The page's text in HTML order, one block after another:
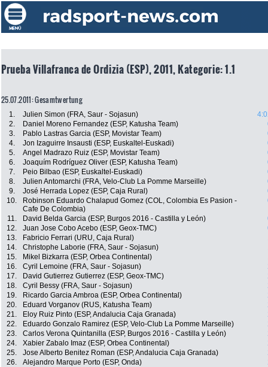
Prueba Villafranca de Ordizia (ESP), 2011, Kategorie: 1.1
25.07.2011: Gesamtwertung
1. Julien Simon (FRA, Saur - Sojasun)
2.
Daniel Moreno Fernandez (ESP, Katusha Team)
3.
Pablo Lastras Garcia (ESP, Movistar Team)
4.
Jon Izaguirre Insausti (ESP, Euskaltel-Euskadi)
5.
Angel Madrazo Ruiz (ESP, Movistar Team)
6.
Joaquím Rodríguez Oliver (ESP, Katusha Team)
7.
Peio Bilbao (ESP, Euskaltel-Euskadi)
8.
Julien Antomarchi (FRA, Velo-Club La Pomme Marseille)
9.
José Herrada Lopez (ESP, Caja Rural)
10.
Robinson Eduardo Chalapud Gomez (COL, Colombia Es Pasion -
Cafe De Colombia)
11. David Belda Garcia (ESP, Burgos 2016 - Castilla y León)
12.
Juan Jose Cobo Acebo (ESP, Geox-TMC)
13.
Fabricio Ferrari (URU, Caja Rural)
14.
Christophe Laborie (FRA, Saur - Sojasun)
15.
Mikel Bizkarra (ESP, Orbea Continental)
16.
Cyril Lemoine (FRA, Saur - Sojasun)
17.
David Gutierrez Gutierrez (ESP, Geox-TMC)
18.
Cyril Bessy (FRA, Saur - Sojasun)
19.
Ricardo Garcia Ambroa (ESP, Orbea Continental)
20.
Eduard Vorganov (RUS, Katusha Team)
21.
Eloy Ruiz Pinto (ESP, Andalucia Caja Granada)
22.
Eduardo Gonzalo Ramirez (ESP, Velo-Club La Pomme Marseille)
23.
Carlos Verona Quintanilla (ESP, Burgos 2016 - Castilla y León)
24.
Xabier Zabalo Imaz (ESP, Orbea Continental)
25.
Jose Alberto Benitez Roman (ESP, Andalucia Caja Granada)
26.
Alejandro Marque Porto (ESP, Onda)